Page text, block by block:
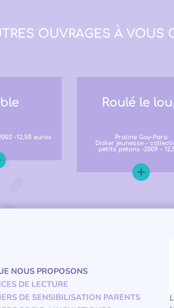
OUVRAGES À VOUS
-12,50 euros
Roulé le
Praline Gay-Para
Didier jeunesse -
petits petons -2009 -
NOUS PROPOSONS
DE LECTURE
DE SENSIBILISATION PARENTS